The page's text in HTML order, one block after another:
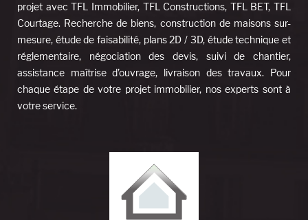
projet avec TFL Immobilier, TFL Constructions, TFL BET, TFL
Courtage. Recherche de biens, construction de maisons sur-
mesure, étude de faisabilité, plans 2D / 3D, étude technique et
réglementaire, négociation des devis, suivi de chantier,
assistance maîtrise d’ouvrage, livraison des travaux. Pour
chaque étape de votre projet immobilier, nos experts sont à
votre service.